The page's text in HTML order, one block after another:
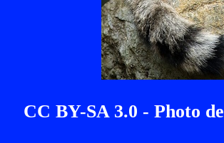
CC BY-SA 3.0 - Photo